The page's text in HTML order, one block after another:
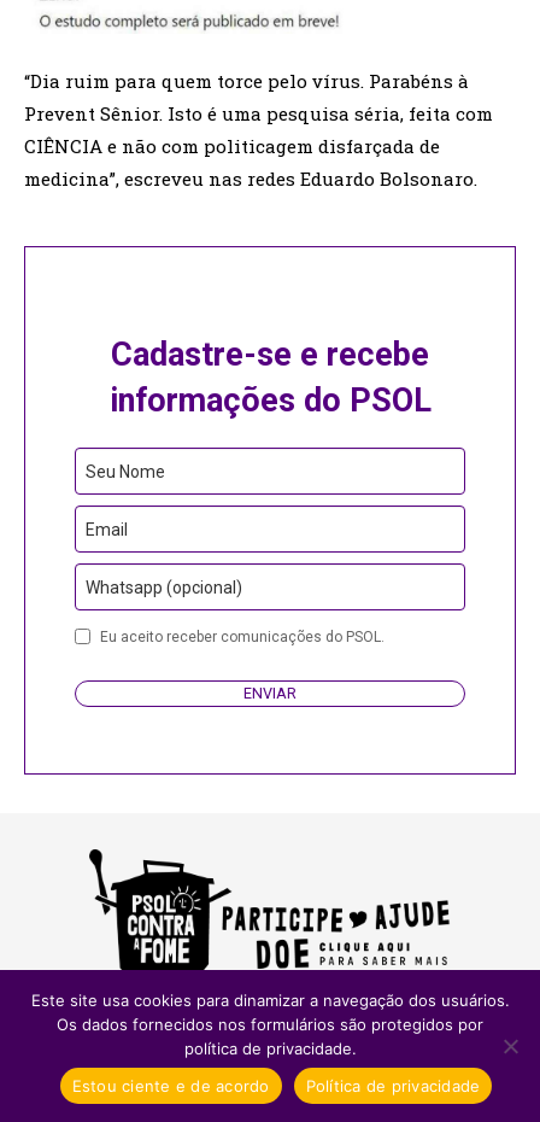
“Dia ruim para quem torce pelo vírus. Parabéns à
Prevent Sênior. Isto é uma pesquisa séria, feita com
CIÊNCIA e não com politicagem disfarçada de
medicina”, escreveu nas redes Eduardo Bolsonaro.
Cadastre-se e recebe
informações do PSOL
Seu Nome
Email
Whatsapp (opcional)
EmailEu aceito receber comunicações do PSOL.
ENVIAR
Relacionados
Este site usa cookies para dinamizar a navegação dos usuários.
Os dados fornecidos nos formulários são protegidos por
política de privacidade.
Estou ciente e de acordo
Política de privacidade